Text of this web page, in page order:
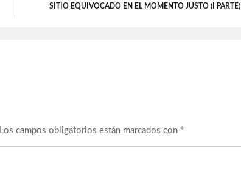
SITIO EQUIVOCADO EN EL MOMENTO JUSTO (I PARTE)
Los campos obligatorios están marcados con *